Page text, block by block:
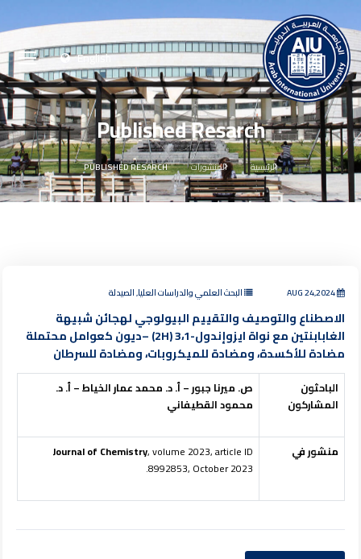
English
Published Resarch
الرئيسية المنشورات PUBLISHED RESARCH
AUG 24,2024 البحث العلمي والدراسات العليا, الصيدلة
الاصطناع والتوصيف والتقييم البيولوجي لهجائن شبيهة
الغابابنتين مع نواة ايزوإندول-3،1 (2H) –ديون كعوامل محتملة
مضادة للأكسدة، ومضادة للميكروبات، ومضادة للسرطان
الباحثون
المشاركون
ص. ميرنا جبور – أ. د. محمد عمار الخياط – أ. د.
محمود القطيفاني
منشور في Journal of Chemistry, volume 2023, article ID
8992853, October 2023.